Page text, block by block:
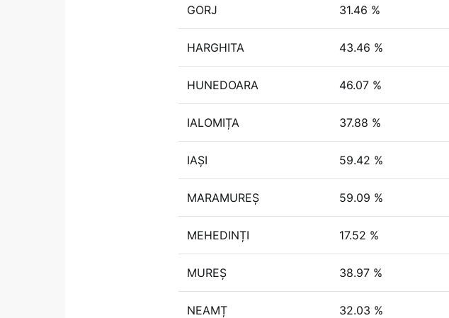
GORJ 31.46 %
HARGHITA 43.46 %
HUNEDOARA 46.07 %
IALOMIȚA 37.88 %
IAȘI 59.42 %
MARAMUREȘ 59.09 %
MEHEDINȚI 17.52 %
MUREȘ 38.97 %
NEAMȚ 32.03 %